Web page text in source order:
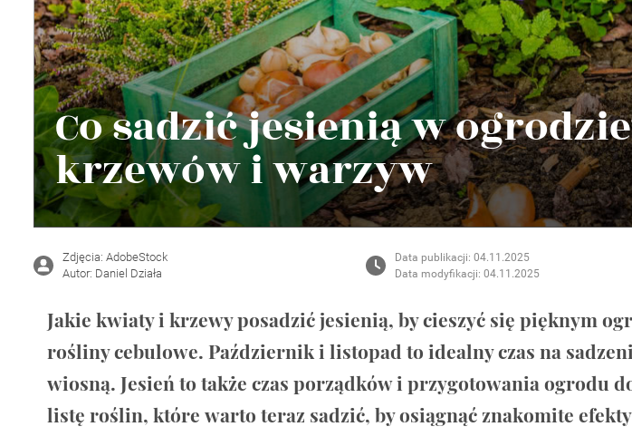
Wellnes
DIY
Co sadzić jesienią w
krzewów i warzyw
Zdjęcia: AdobeStock
Autor: Daniel Działa
Data publikacji: 04.11.2025
Data modyfikacji: 04.11.2025
Jakie kwiaty i krzewy posadzić jesienią, by cieszyć się pięknym
rośliny cebulowe. Październik i listopad to idealny czas na
wiosną. Jesień to także czas porządków i przygotowania ogrodu
listę roślin, które warto teraz sadzić, by osiągnąć znakomite